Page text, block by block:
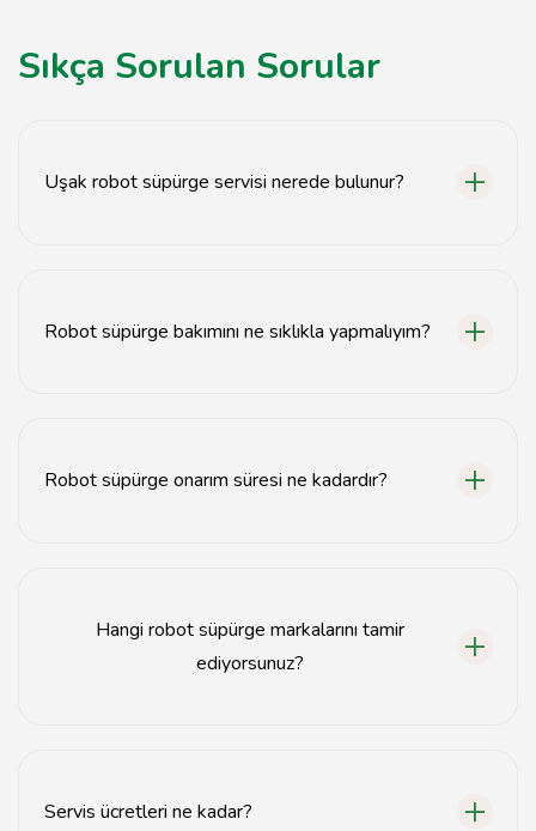
Sıkça Sorulan Sorular
Uşak robot süpürge servisi nerede bulunur?
Robot süpürge bakımını ne sıklıkla yapmalıyım?
Robot süpürge onarım süresi ne kadardır?
Hangi robot süpürge markalarını tamir
ediyorsunuz?
Servis ücretleri ne kadar?